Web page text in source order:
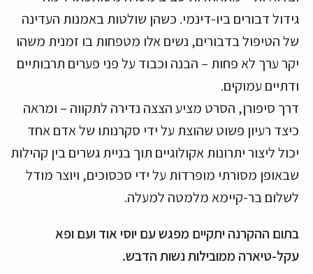
גידול דבורים ביו-דינמי. כשהן שולטות באמנות העדינה
של הטיפול בדבורים, נשים אלו מטפחות בו זמנית משהו
יקר ערך לא פחות – הבנה וכבוד על פני פערים תרבותיים
ודתיים עמוקים.
דרך סיפורן, הסרט מציע הצצה נדירה לתקווה – ומראה
כיצד רעיון פשוט שהוצת על ידי סקרנותו של אדם אחד
יכול ליצור יתרונות אקולוגיים תוך בניית גשרים בין קהילות
שבאופן מסורתי מופרדות על ידי סכסוכים, ויוצר מודל
לשלום בר-קיימא מלמטה למעלה.
בתום ההקרנה יתקיים מפגש עם יוסי אוד ועם ופא
עקל-טיארה ממובילות נשות הדבש.